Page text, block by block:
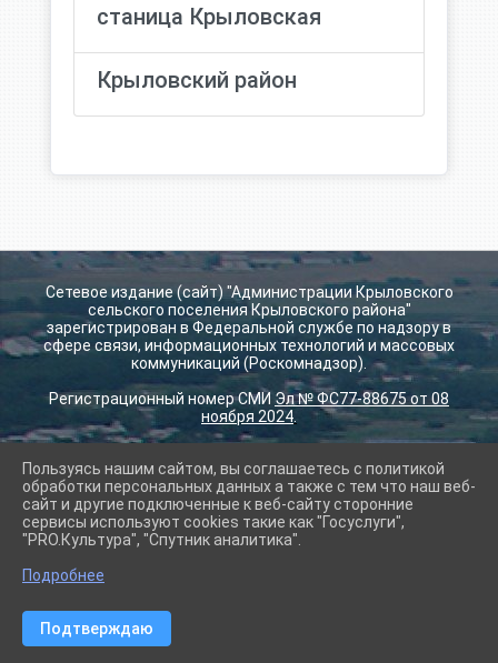
станица Крыловская
Крыловский район
Сетевое издание (сайт) "Администрации Крыловского
сельского поселения Крыловского района"
зарегистрирован в Федеральной службе по надзору в
сфере связи, информационных технологий и массовых
коммуникаций (Роскомнадзор).
Регистрационный номер СМИ Эл № ФС77-88675 от 08
ноября 2024
2026 г. krilovskay.ru
Вход
Карта сайта
Политика обработки персональных данных
Сделано на KubCMS
Пользуясь нашим сайтом, вы соглашаетесь с политикой
обработки персональных данных а также с тем что наш веб-
сайт и другие подключенные к веб-сайту сторонние
сервисы используют cookies такие как "Госуслуги",
"PRO.Культура", "Спутник аналитика".
Подробнее
Подтверждаю